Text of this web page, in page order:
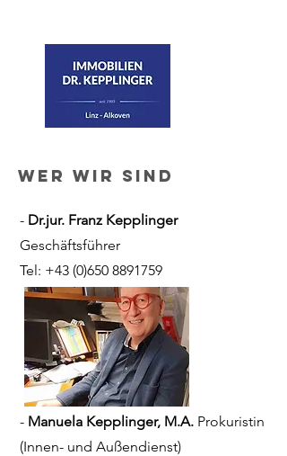
wer wir sind
- Dr.jur. Franz Kepplinger
Geschäftsführer
Tel: +43 (0)650 8891759
- Manuela Kepplinger, M.A. Prokuristin
(Innen- und Außendienst)